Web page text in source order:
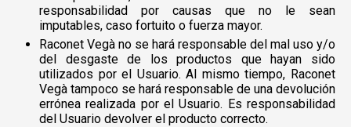
responsabilidad por causas que no le sean
imputables, caso fortuito o fuerza mayor.
Raconet Vegà no se hará responsable del mal uso y/o
del desgaste de los productos que hayan sido
utilizados por el Usuario. Al mismo tiempo, Raconet
Vegà tampoco se hará responsable de una devolución
errónea realizada por el Usuario. Es responsabilidad
del Usuario devolver el producto correcto.